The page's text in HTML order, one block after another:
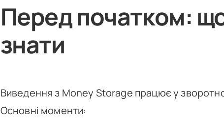
Перед початком:
знати
Виведення з Money Storage працює у
Основні моменти: